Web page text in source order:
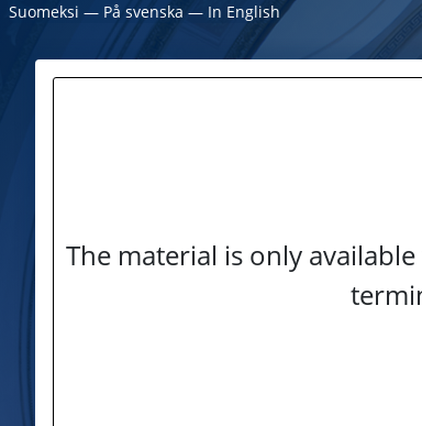
Suomeksi ― På svenska ― In English
The material is only